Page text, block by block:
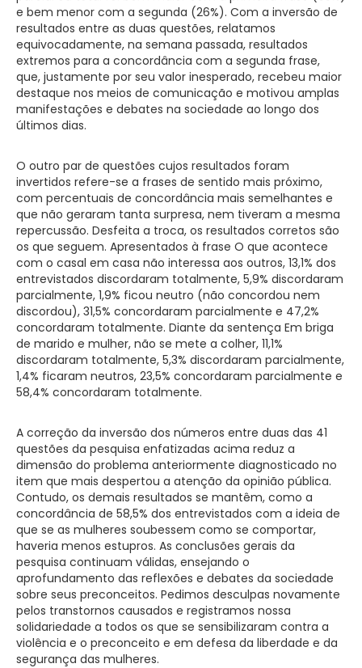
e bem menor com a segunda (26%). Com a inversão de
resultados entre as duas questões, relatamos
equivocadamente, na semana passada, resultados
extremos para a concordância com a segunda frase,
que, justamente por seu valor inesperado, recebeu maior
destaque nos meios de comunicação e motivou amplas
manifestações e debates na sociedade ao longo dos
últimos dias.
O outro par de questões cujos resultados foram
invertidos refere-se a frases de sentido mais próximo,
com percentuais de concordância mais semelhantes e
que não geraram tanta surpresa, nem tiveram a mesma
repercussão. Desfeita a troca, os resultados corretos são
os que seguem. Apresentados à frase O que acontece
com o casal em casa não interessa aos outros, 13,1% dos
entrevistados discordaram totalmente, 5,9% discordaram
parcialmente, 1,9% ficou neutro (não concordou nem
discordou), 31,5% concordaram parcialmente e 47,2%
concordaram totalmente. Diante da sentença Em briga
de marido e mulher, não se mete a colher, 11,1%
discordaram totalmente, 5,3% discordaram parcialmente,
1,4% ficaram neutros, 23,5% concordaram parcialmente e
58,4% concordaram totalmente.
A correção da inversão dos números entre duas das 41
questões da pesquisa enfatizadas acima reduz a
dimensão do problema anteriormente diagnosticado no
item que mais despertou a atenção da opinião pública.
Contudo, os demais resultados se mantêm, como a
concordância de 58,5% dos entrevistados com a ideia de
que se as mulheres soubessem como se comportar,
haveria menos estupros. As conclusões gerais da
pesquisa continuam válidas, ensejando o
aprofundamento das reflexões e debates da sociedade
sobre seus preconceitos. Pedimos desculpas novamente
pelos transtornos causados e registramos nossa
solidariedade a todos os que se sensibilizaram contra a
violência e o preconceito e em defesa da liberdade e da
segurança das mulheres.